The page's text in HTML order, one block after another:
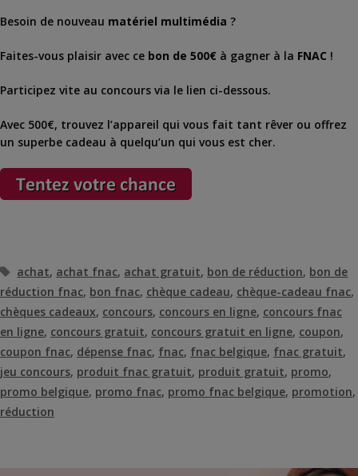
Besoin de nouveau matériel multimédia ?
Faites-vous plaisir avec ce bon de 500€ à gagner à la FNAC !
Participez vite au concours via le lien ci-dessous.
Avec 500€, trouvez l’appareil qui vous fait tant rêver ou offrez
un superbe cadeau à quelqu’un qui vous est cher.
Étiquettes
achat, achat fnac, achat gratuit, bon de réduction, bon de
réduction fnac, bon fnac, chèque cadeau, chèque-cadeau fnac,
chèques cadeaux, concours, concours en ligne, concours fnac
en ligne, concours gratuit, concours gratuit en ligne, coupon,
coupon fnac, dépense fnac, fnac, fnac belgique, fnac gratuit,
jeu concours, produit fnac gratuit, produit gratuit, promo,
promo belgique, promo fnac, promo fnac belgique, promotion,
réduction